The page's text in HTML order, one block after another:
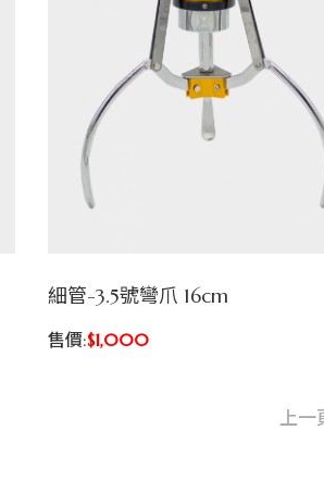
細管-3.5號彎爪 16cm
售價:$1,000
上一